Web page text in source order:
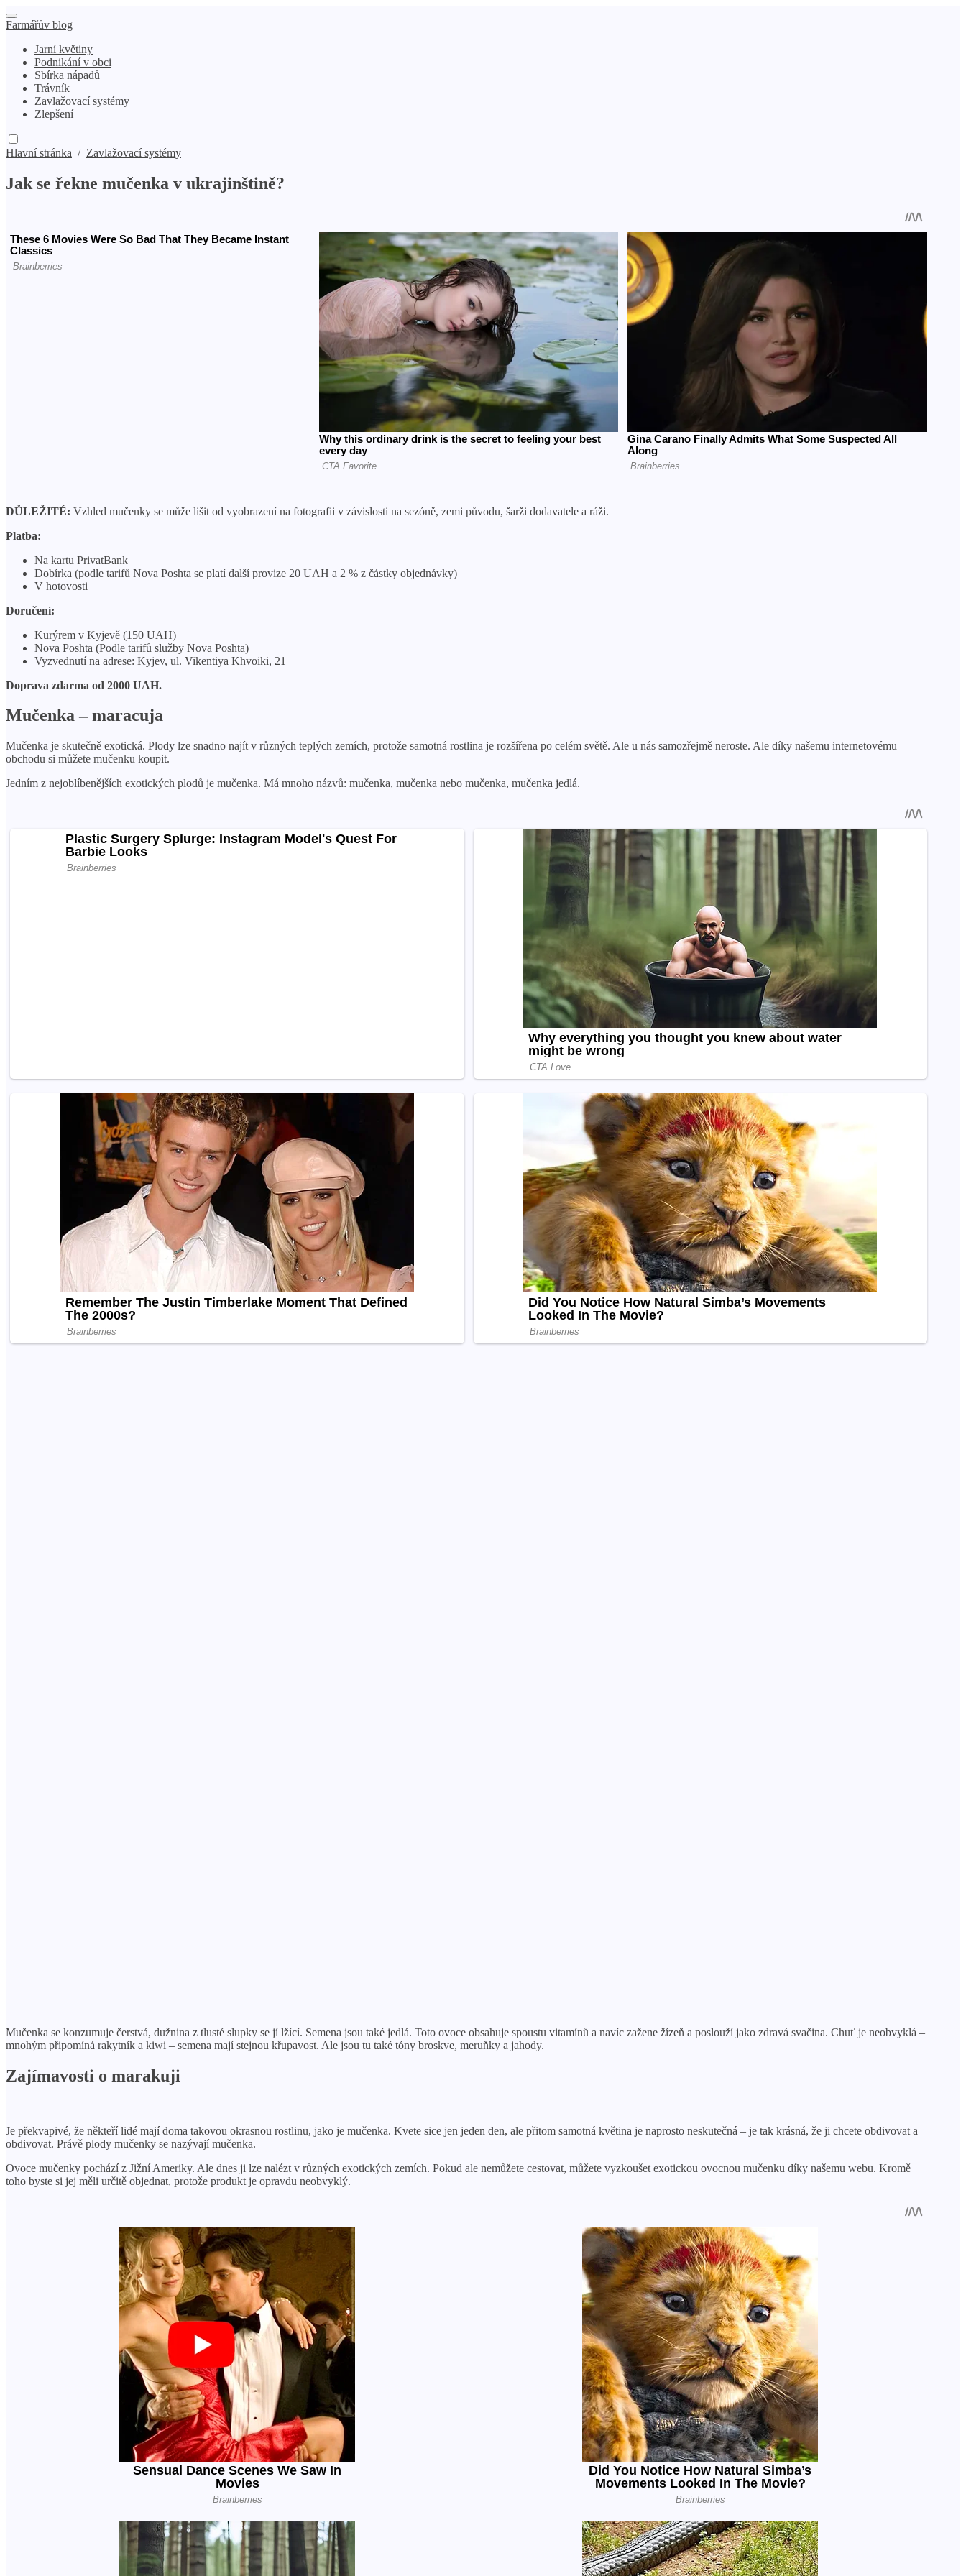
Farmářův blog
Jarní květiny
Podnikání v obci
Sbírka nápadů
Trávník
Zavlažovací systémy
Zlepšení
Hlavní stránka / Zavlažovací systémy
Jak se řekne mučenka v ukrajinštině?
DŮLEŽITÉ: Vzhled mučenky se může lišit od vyobrazení na fotografii v závislosti na sezóně, zemi původu, šarži dodavatele a ráži.
Platba:
Na kartu PrivatBank
Dobírka (podle tarifů Nova Poshta se platí další provize 20 UAH a 2 % z částky objednávky)
V hotovosti
Doručení:
Kurýrem v Kyjevě (150 UAH)
Nova Poshta (Podle tarifů služby Nova Poshta)
Vyzvednutí na adrese: Kyjev, ul. Vikentiya Khvoiki, 21
Doprava zdarma od 2000 UAH.
Mučenka – maracuja
Mučenka je skutečně exotická. Plody lze snadno najít v různých teplých zemích, protože samotná rostlina je rozšířena po celém světě. Ale u nás samozřejmě neroste. Ale díky našemu internetovému
obchodu si můžete mučenku koupit.
Jedním z nejoblíbenějších exotických plodů je mučenka. Má mnoho názvů: mučenka, mučenka nebo mučenka, mučenka jedlá.
Mučenka se konzumuje čerstvá, dužnina z tlusté slupky se jí lžící. Semena jsou také jedlá. Toto ovoce obsahuje spoustu vitamínů a navíc zažene žízeň a poslouží jako zdravá svačina. Chuť je neobvyklá –
mnohým připomíná rakytník a kiwi – semena mají stejnou křupavost. Ale jsou tu také tóny broskve, meruňky a jahody.
Zajímavosti o marakuji
Je překvapivé, že někteří lidé mají doma takovou okrasnou rostlinu, jako je mučenka. Kvete sice jen jeden den, ale přitom samotná květina je naprosto neskutečná – je tak krásná, že ji chcete obdivovat a
obdivovat. Právě plody mučenky se nazývají mučenka.
Ovoce mučenky pochází z Jižní Ameriky. Ale dnes ji lze nalézt v různých exotických zemích. Pokud ale nemůžete cestovat, můžete vyzkoušet exotickou ovocnou mučenku díky našemu webu. Kromě
toho byste si jej měli určitě objednat, protože produkt je opravdu neobvyklý.